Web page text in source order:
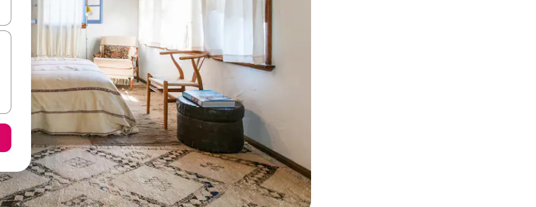
usando las teclas de las flechas hacia arriba y hacia abajo, o bien tocando y deslizando la pantalla.